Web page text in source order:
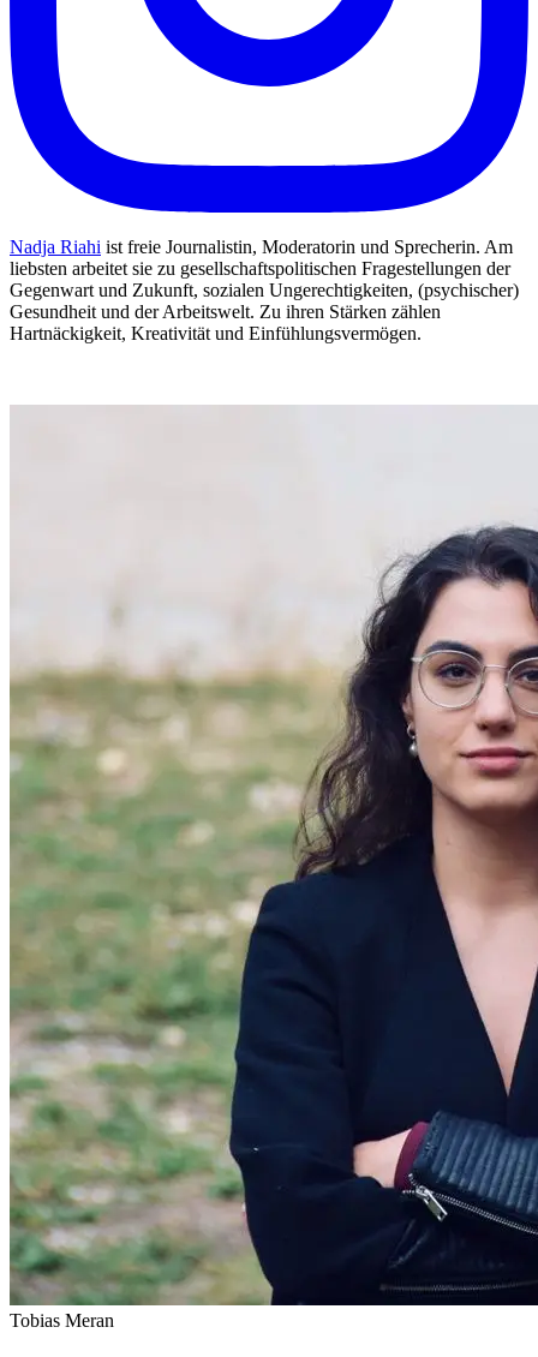
Nadja Riahi ist freie Journalistin, Moderatorin und Sprecherin. Am
liebsten arbeitet sie zu gesellschaftspolitischen Fragestellungen der
Gegenwart und Zukunft, sozialen Ungerechtigkeiten, (psychischer)
Gesundheit und der Arbeitswelt. Zu ihren Stärken zählen
Hartnäckigkeit, Kreativität und Einfühlungsvermögen.
Tobias Meran